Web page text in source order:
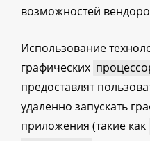
возможностей
Использование
графических
предоставлят
удаленно запускать
приложения (такие как